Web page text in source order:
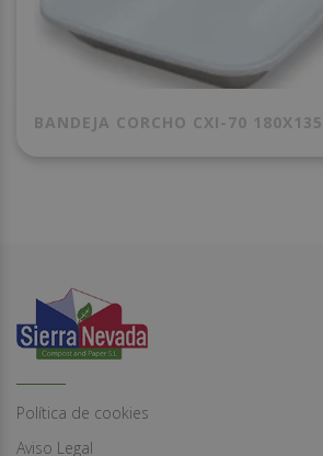
BANDEJA CORCHO CXI-70
Política de cookies
Aviso Legal